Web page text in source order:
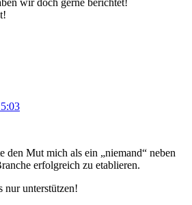
wir doch gerne berichtet!
den Mut mich als ein „niemand“ neben
erfolgreich zu etablieren.
nur unterstützen!